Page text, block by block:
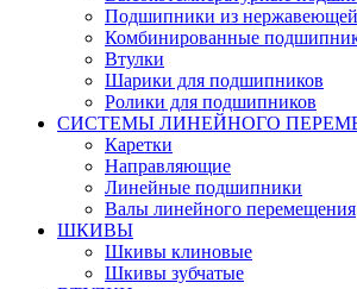
Подшипники из нержавеющей
Комбинированные
Втулки
Шарики для подшипников
Ролики для подшипников
СИСТЕМЫ ЛИНЕЙНОГО
Каретки
Направляющие
Линейные подшипники
Валы линейного перемещения
ШКИВЫ
Шкивы клиновые
Шкивы зубчатые